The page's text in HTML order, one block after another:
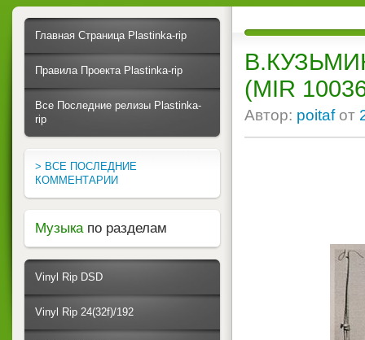
(MIR
Автор: poitafот
Главная Страница Plastinka-rip
Правила Проекта Plastinka-rip
Все Последние релизы Plastinka-
rip
> ВСЕ ПОСЛЕДНИЕ
КОММЕНТАРИИ
Музыка по разделам
Vinyl Rip DSD
Vinyl Rip 24(32f)/192